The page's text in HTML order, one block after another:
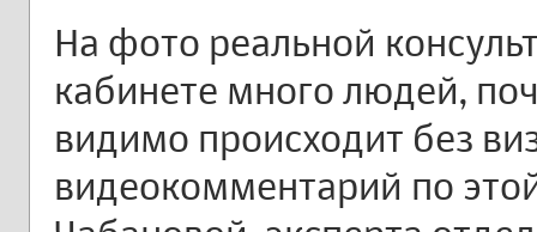
На фото реальной
кабинете много людей,
видимо происходит без
видеокомментарий по